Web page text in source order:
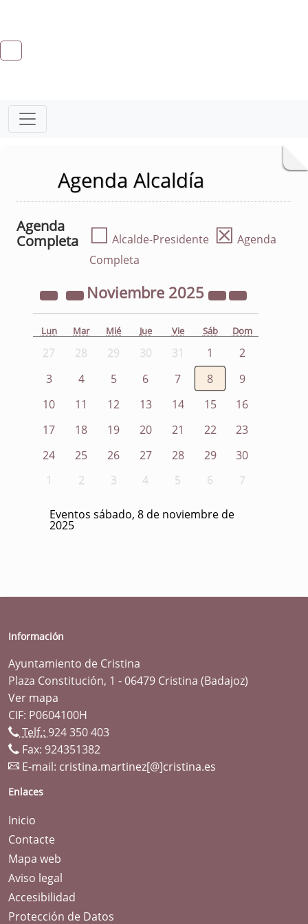
Agenda Alcaldía
Agenda
Completa
☐ Alcalde-Presidente ☒ Agenda
Completa
Noviembre 2025
Lun Mar Mié Jue Vie Sáb Dom
27 28 29 30 31 1
2
3
4 5 6 7 8
9
10
11 12 13 14 15
16
17
18 19 20 21 22
23
24
25 26 27 28 29
30
1
2 3 4 5 6 7
Eventos sábado, 8 de noviembre de
2025
Información
Ayuntamiento de Cristina
Plaza Constitución, 1 - 06479 Cristina (Badajoz)
Ver mapa
CIF: P0604100H
Telf.: 924 350 403
Fax: 924351382
E-mail: cristina.martinez[@]cristina.es
Enlaces
Inicio
Contacte
Mapa web
Aviso legal
Accesibilidad
Protección de Datos